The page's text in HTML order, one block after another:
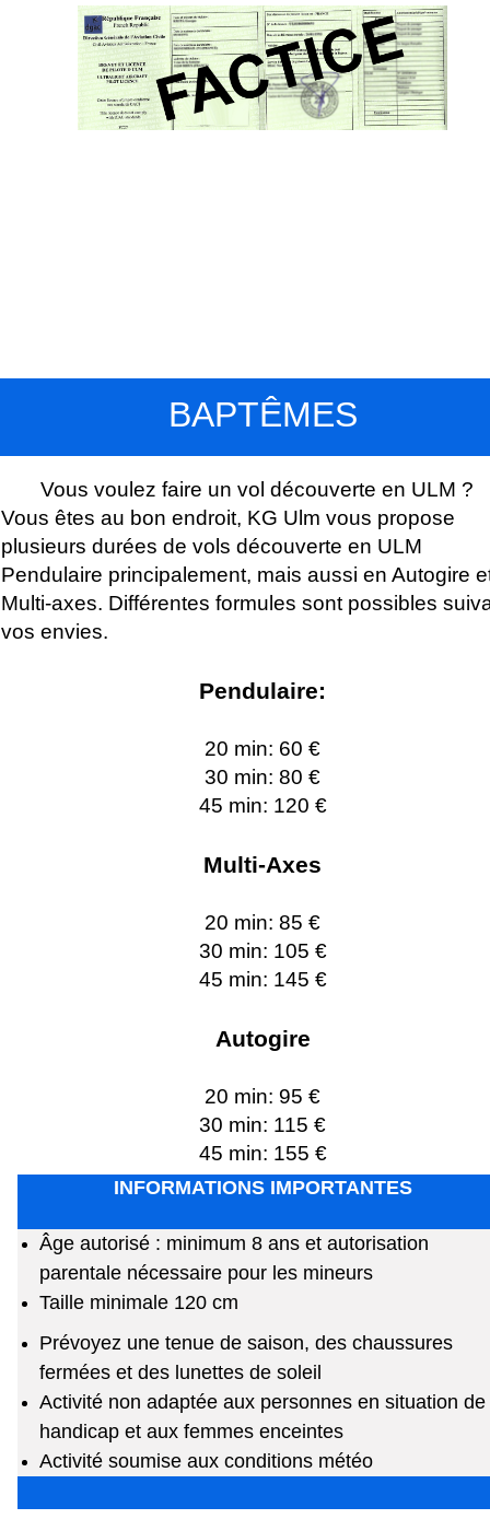
BAPTÊMES
Vous voulez faire un vol découverte en ULM ?
Vous êtes au bon endroit, KG Ulm vous propose
plusieurs durées de vols découverte en ULM
Pendulaire principalement, mais aussi en Autogire
Multi-axes. Différentes formules sont possibles
vos envies.
Pendulaire:
20 min: 60 €
30 min: 80 €
45 min: 120 €
Multi-Axes
20 min: 85 €
30 min: 105 €
45 min: 145 €
Autogire
20 min: 95 €
30 min: 115 €
45 min: 155 €
INFORMATIONS IMPORTANTES
Âge autorisé : minimum 8 ans et autorisation
parentale nécessaire pour les mineurs
Taille minimale 120 cm
Prévoyez une tenue de saison, des chaussures
fermées et des lunettes de soleil
Activité non adaptée aux personnes en situation de
handicap et aux femmes enceintes
Activité soumise aux conditions météo